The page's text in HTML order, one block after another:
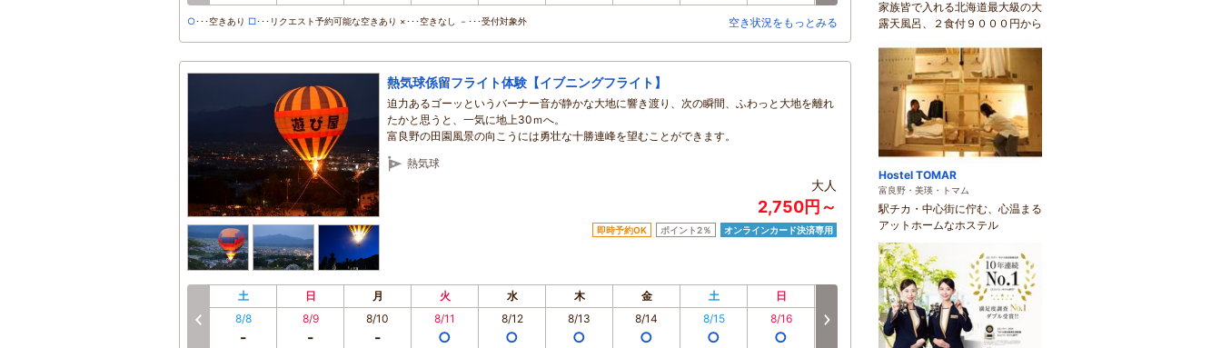
○･･･空きあり □･･･リクエスト予約可能な空きあり ×･･･空きなし －･･･受付対象外 空き状況をもっとみる
熱気球係留フライト体験【イブニングフライト】
迫力あるゴーッというバーナー音が静かな大地に響き渡り、次の瞬間、ふわっと大地を離れ
たかと思うと、一気に地上30ｍへ。
富良野の田園風景の向こうには勇壮な十勝連峰を望むことができます。
熱気球
大人
2,750円～
即時予約OK ポイント2％ オンラインカード決済専用
土 日 月 火 水 木 金 土 日 火 水
8/8
-
8/9
-
8/10
-
8/11
○
8/12
○
8/13
○
8/14
○
8/15
○
8/16
○
8/18
○
8/19
○
家族皆で入れる北海道最大級の大
露天風呂、２食付９０００円から
Hostel TOMAR
富良野・美瑛・トマム
駅チカ・中心街に佇む、心温まる
アットホームなホステル